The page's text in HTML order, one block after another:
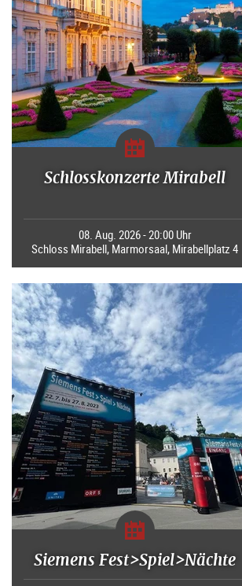
Schlosskonzerte Mirabell
08. Aug. 2026 - 20:00 Uhr
Schloss Mirabell, Marmorsaal, Mirabellplatz 4
Siemens Fest>Spiel>Nächte